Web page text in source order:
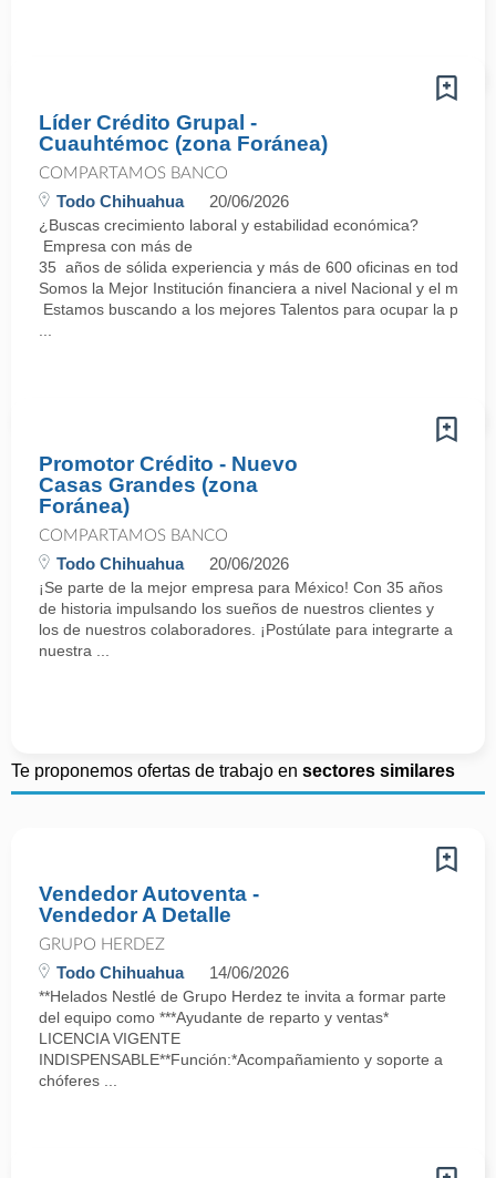
Líder Crédito Grupal -
Cuauhtémoc (zona Foránea)
COMPARTAMOS BANCO
Todo Chihuahua 20/06/2026
¿Buscas crecimiento laboral y estabilidad económica?
Empresa con más de
35 años de sólida experiencia y más de 600 oficinas en todo el
Somos la Mejor Institución financiera a nivel Nacional y el
Estamos buscando a los mejores Talentos para ocupar la
Promotor Crédito - Nuevo
Casas Grandes (zona
Foránea)
COMPARTAMOS BANCO
Todo Chihuahua 20/06/2026
¡Se parte de la mejor empresa para México! Con 35 años
de historia impulsando los sueños de nuestros clientes y
los de nuestros colaboradores. ¡Postúlate para integrarte a
nuestra ...
Te proponemos ofertas de trabajo en sectores similares
Vendedor Autoventa -
Vendedor A Detalle
GRUPO HERDEZ
Todo Chihuahua 14/06/2026
**Helados Nestlé de Grupo Herdez te invita a formar parte
del equipo como ***Ayudante de reparto y ventas*
LICENCIA VIGENTE
INDISPENSABLE**Función:*Acompañamiento y soporte a
chóferes ...